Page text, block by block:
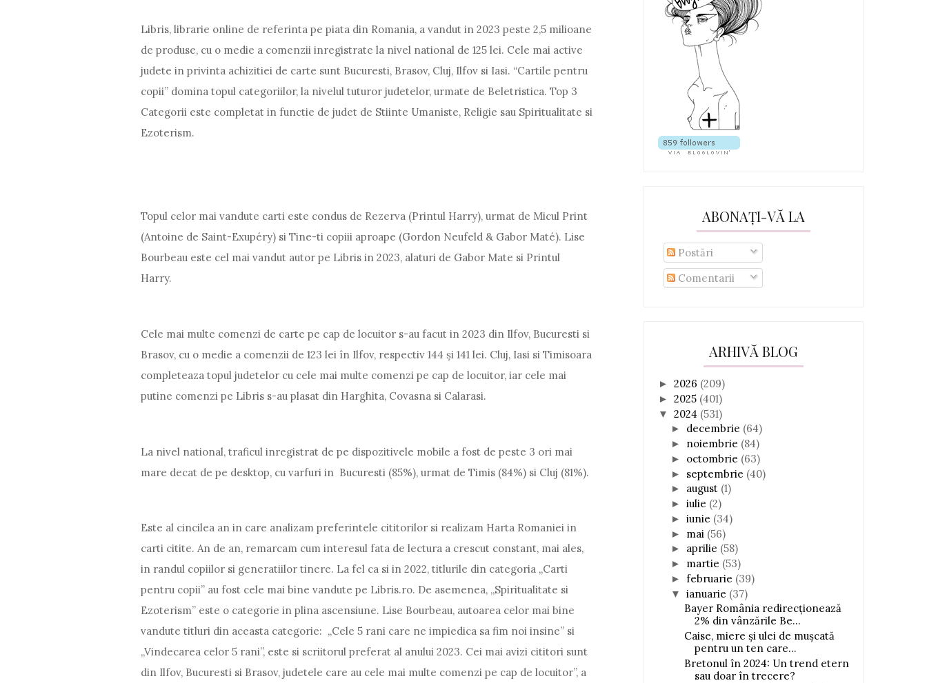
Libris, librarie online de referinta pe piata din Romania, a vandut in 2023 peste 2,5 milioane
de produse, cu o medie a comenzii inregistrate la nivel national de 125 lei. Cele mai active
judete in privinta achizitiei de carte sunt Bucuresti, Brasov, Cluj, Ilfov si Iasi. “Cartile pentru
copii” domina topul categoriilor, la nivelul tuturor judetelor, urmate de Beletristica. Top 3
Categorii este completat in functie de judet de Stiinte Umaniste, Religie sau Spiritualitate si
Ezoterism.
Topul celor mai vandute carti este condus de Rezerva (Printul Harry), urmat de Micul Print
(Antoine de Saint-Exupéry) si Tine-ti copiii aproape (Gordon Neufeld & Gabor Maté). Lise
Bourbeau este cel mai vandut autor pe Libris in 2023, alaturi de Gabor Mate si Printul
Harry.
Cele mai multe comenzi de carte pe cap de locuitor s-au facut in 2023 din Ilfov, Bucuresti si
Brasov, cu o medie a comenzii de 123 lei în Ilfov, respectiv 144 și 141 lei. Cluj, Iasi si Timisoara
completeaza topul judetelor cu cele mai multe comenzi pe cap de locuitor, iar cele mai
putine comenzi pe Libris s-au plasat din Harghita, Covasna si Calarasi.
La nivel national, traficul inregistrat de pe dispozitivele mobile a fost de peste 3 ori mai
mare decat de pe desktop, cu varfuri in Bucuresti (85%), urmat de Timis (84%) si Cluj (81%).
Este al cincilea an in care analizam preferintele cititorilor si realizam Harta Romaniei in
carti citite. An de an, remarcam cum interesul fata de lectura a crescut constant, mai ales,
in randul copiilor si generatiilor tinere. La fel ca si in 2022, titlurile din categoria „Carti
pentru copii” au fost cele mai bine vandute pe Libris.ro. De asemenea, „Spiritualitate si
Ezoterism” este o categorie in plina ascensiune. Lise Bourbeau, autoarea celor mai bine
vandute titluri din aceasta categorie: „Cele 5 rani care ne impiedica sa fim noi insine” si
„Vindecarea celor 5 rani”, este si scriitorul preferat al anului 2023. Cei mai avizi cititori sunt
din Ilfov, Bucuresti si Brasov, judetele care au cele mai multe comenzi pe cap de locuitor”, a
ABONAȚI-VĂ LA
Postări
Comentarii
ARHIVĂ BLOG
► 2026 (209)
► 2025 (401)
▼ 2024 (531)
► decembrie (64)
► noiembrie (84)
► octombrie (63)
► septembrie (40)
► august (1)
► iulie (2)
► iunie (34)
► mai (56)
► aprilie (58)
► martie (53)
► februarie (39)
▼ ianuarie (37)
Bayer România redirecționează
2% din vânzările Be...
Caise, miere și ulei de mușcată
pentru un ten care...
Bretonul în 2024: Un trend etern
sau doar în trecere?